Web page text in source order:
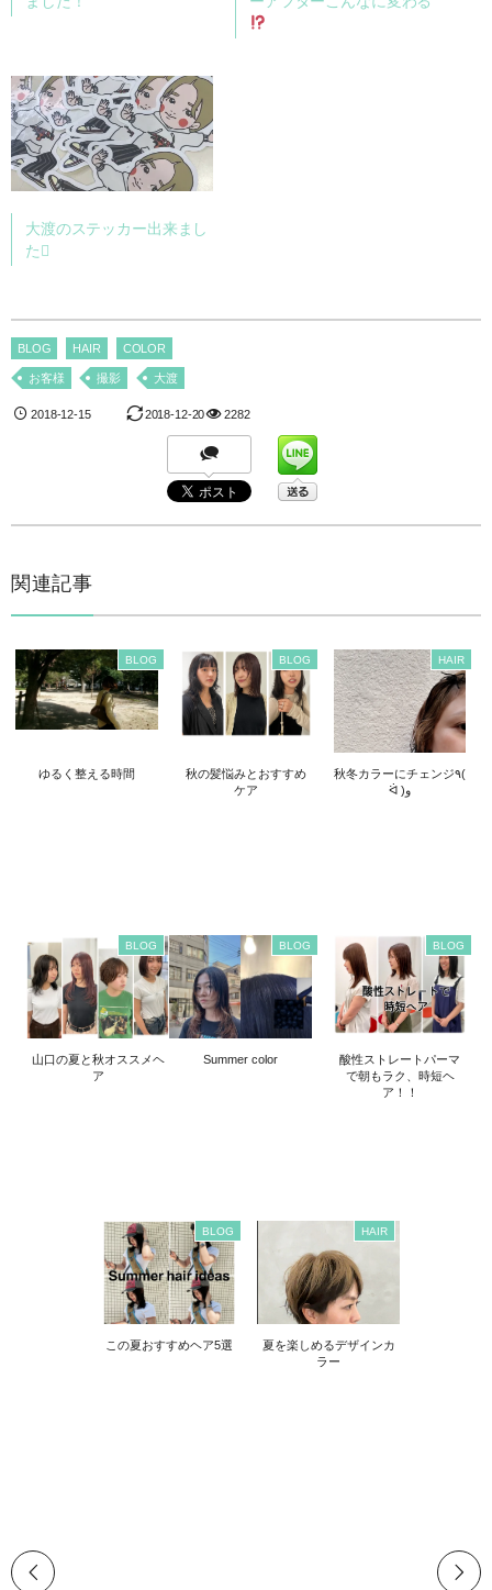
大渡のステッカー出来まし
た
BLOG HAIR COLOR
お客様 撮影 大渡
2018-12-15 2018-12-20 2282
関連記事
BLOG
ゆるく整える時間
BLOG
秋の髪悩みとおすすめ
ケア
HAIR
秋冬カラーにチェンジ٩(
ᐛ )و
BLOG
山口の夏と秋オススメヘ
ア
BLOG
Summer color
BLOG
酸性ストレートパーマ
で朝もラク、時短ヘ
ア！！
BLOG
この夏おすすめヘア5選
HAIR
夏を楽しめるデザインカ
ラー